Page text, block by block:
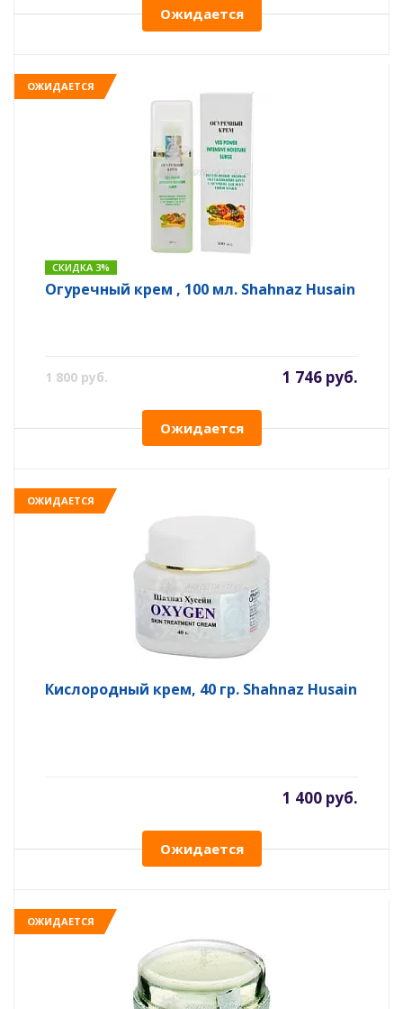
Ожидается
ОЖИДАЕТСЯ
СКИДКА 3%
Огуречный крем , 100 мл. Shahnaz Husain
1 800 руб. 1 746 руб.
Ожидается
ОЖИДАЕТСЯ
Кислородный крем, 40 гр. Shahnaz Husain
1 400 руб.
Ожидается
ОЖИДАЕТСЯ